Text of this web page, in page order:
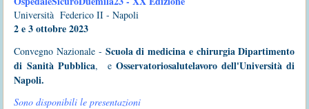
Università Federico II - Napoli
2 e 3 ottobre 2023
Convegno Nazionale - Scuola di medicina e chirurgia Dipartimento
di Sanità Pubblica, e Osservatoriosalutelavoro dell'Università di
Napoli.
Sono disponibili le presentazioni